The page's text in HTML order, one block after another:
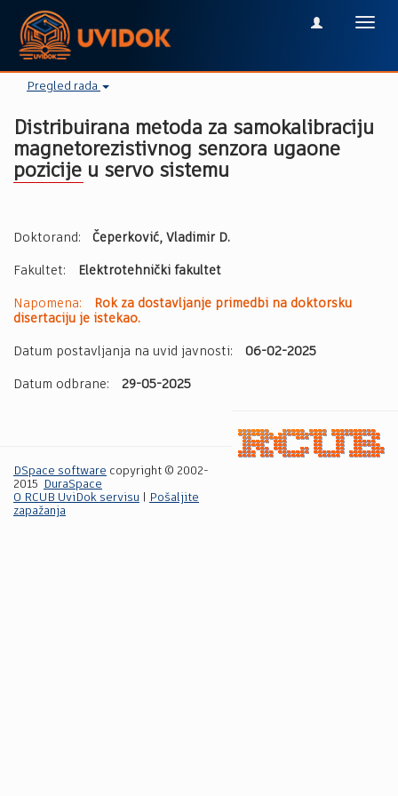
Pregled rada
Distribuirana metoda za samokalibraciju
magnetorezistivnog senzora ugaone
pozicije u servo sistemu
Doktorand: Čeperković, Vladimir D.
Fakultet: Elektrotehnički fakultet
Napomena:
Rok za dostavljanje primedbi na doktorsku
disertaciju je istekao.
Datum postavljanja na uvid javnosti: 06-02-2025
Datum odbrane: 29-05-2025
DSpace software copyright © 2002-
2015
DuraSpace
O RCUB UviDok servisu
Pošaljite
zapažanja